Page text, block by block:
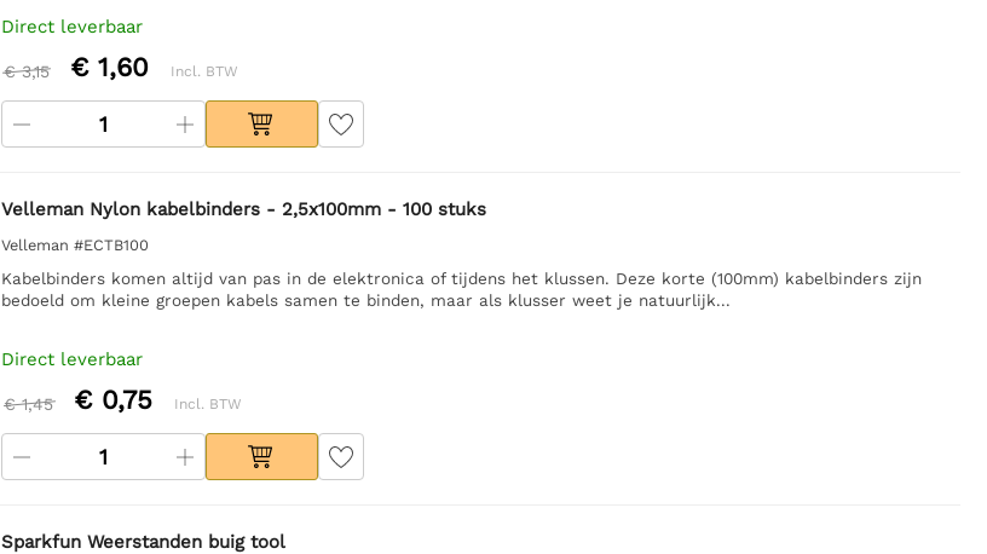
Direct leverbaar
€ 3,15 € 1,60 Incl. BTW
Velleman Nylon kabelbinders - 2,5x100mm - 100 stuks
Velleman #ECTB100
Kabelbinders komen altijd van pas in de elektronica of tijdens het klussen. Deze korte (100mm) kabelbinders zijn
bedoeld om kleine groepen kabels samen te binden, maar als klusser weet je natuurlijk...
Direct leverbaar
€ 1,45 € 0,75 Incl. BTW
Sparkfun Weerstanden buig tool